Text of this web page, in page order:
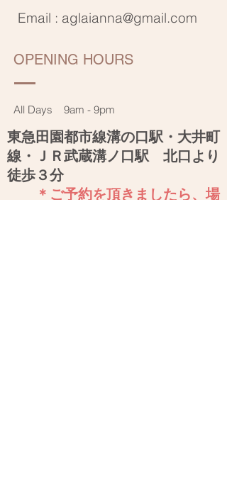
Email : aglaianna@gmail.com
OPENING HOURS
All Days 9am - 9pm
東急田園都市線溝の口駅・大井町
線・ＪＲ武蔵溝ノ口駅 北口より
徒歩３分
＊ご予約を頂きましたら、場